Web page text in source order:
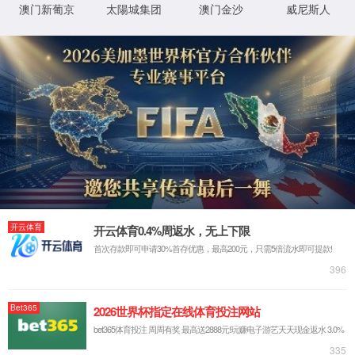
璇︾粏閿欒淇℃伅:
妯″潡 IIS Web Core
閫氱煡 MapRequestHan
dler
澶勭悊
绋嬪簭
StaticFile
閿欒
浠ｇ爜
0x80070002
璇锋眰 :80/a/posuishebei/2018/0730/34141.ht
鐗╃悊璺
緞
D:\wwwroot\ifeelycn\wwwroot\a\posui
shebei\2018\0730\34141.html
鐧诲綍
鏂规硶
鍖垮悕
鐧诲綍
鐢ㄦ埛
鍖垮悕
璇︾粏淇℃伅:
姝ら敊璇〃鏄庢枃浠舵垨鐩綍鍦ㄦ湇鍔″櫒涓婁笉瀛樺湪銆傝鍒涘缓鏂囦欢
XML 地图